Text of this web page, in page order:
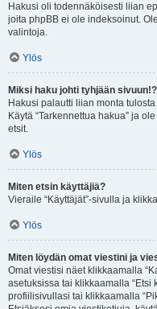
Hakusi oli todennäköisesti liian
joita phpBB ei ole indeksoinut.
valintoja.
Ylös
Miksi haku johti tyhjään sivuun!?
Hakusi palautti liian monta
Käytä “Tarkennettua hakua” ja
etsit.
Ylös
Miten etsin käyttäjiä?
Vieraile “Käyttäjät”-sivulla ja
Ylös
Miten löydän omat viestini ja
Omat viestisi näet klikkaamalla
asetuksissa tai klikkaamalla “Etsi
profiilisivullasi tai klikkaamalla